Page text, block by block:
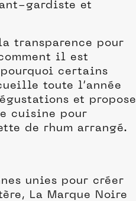
gardiste et
transparence pour
il est
certains
toute l’année
et propose
cuisine pour
de rhum arrangé.
unies pour créer
La Marque Noire